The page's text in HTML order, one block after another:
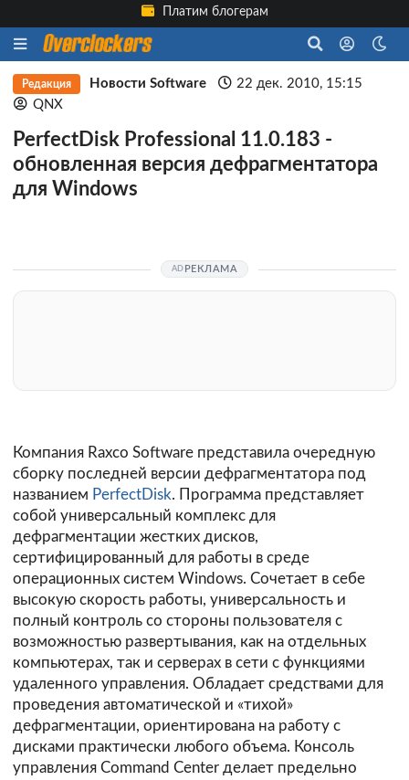
Платим блогерам
Редакция Новости Software
22 дек. 2010, 15:15
QNX
PerfectDisk Professional 11.0.183 -
обновленная версия дефрагментатора
для Windows
РЕКЛАМА
Компания Raxco Software представила очередную
сборку последней версии дефрагментатора под
названием PerfectDisk. Программа представляет
собой универсальный комплекс для
дефрагментации жестких дисков,
сертифицированный для работы в среде
операционных систем Windows. Сочетает в себе
высокую скорость работы, универсальность и
полный контроль со стороны пользователя с
возможностью развертывания, как на отдельных
компьютерах, так и серверах в сети с функциями
удаленного управления. Обладает средствами для
проведения автоматической и «тихой»
дефрагментации, ориентирована на работу с
дисками практически любого объема. Консоль
управления Command Center делает предельно